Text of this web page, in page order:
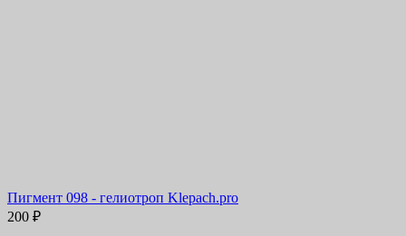
Пигмент 098 - гелиотроп Klepach.pro
200 ₽